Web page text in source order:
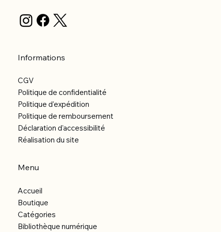
Informations
CGV
Politique de confidentialité
Politique d'expédition
Politique de remboursement
Déclaration d'accessibilité
Réalisation du site
Menu
Accueil
Boutique
Catégories
Bibliothèque numérique